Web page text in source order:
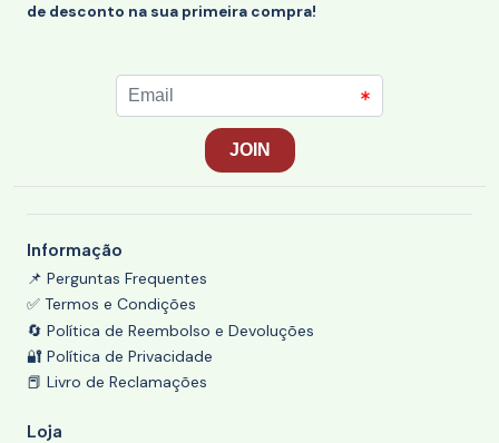
de desconto na sua primeira compra!
Informação
📌 Perguntas Frequentes
✅ Termos e Condições
🔄 Política de Reembolso e Devoluções
🔐 Política de Privacidade
📕 Livro de Reclamações
Loja